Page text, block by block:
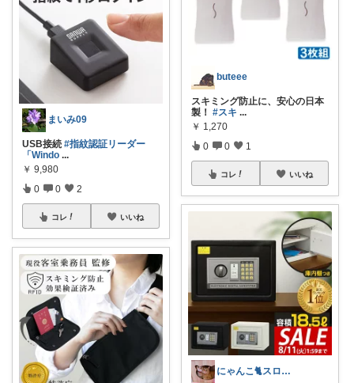
まいみ09
USB接続 #指紋認証リーダー
「Windo ...
￥ 9,980
0 0 2
コレ いいね
buteee
スキミング防止に、安心の日本
製！ #スキ ...
￥ 1,270
0 0 1
コレ いいね
にゃんこ🐈スローです🐢💦